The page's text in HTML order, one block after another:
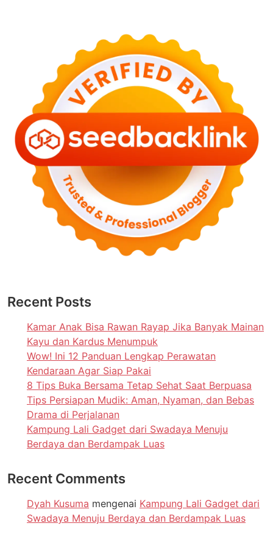
Recent Posts
Kamar Anak Bisa Rawan Rayap Jika Banyak Mainan
Kayu dan Kardus Menumpuk
Wow! Ini 12 Panduan Lengkap Perawatan
Kendaraan Agar Siap Pakai
8 Tips Buka Bersama Tetap Sehat Saat Berpuasa
Tips Persiapan Mudik: Aman, Nyaman, dan Bebas
Drama di Perjalanan
Kampung Lali Gadget dari Swadaya Menuju
Berdaya dan Berdampak Luas
Recent Comments
Dyah Kusuma mengenai Kampung Lali Gadget dari
Swadaya Menuju Berdaya dan Berdampak Luas